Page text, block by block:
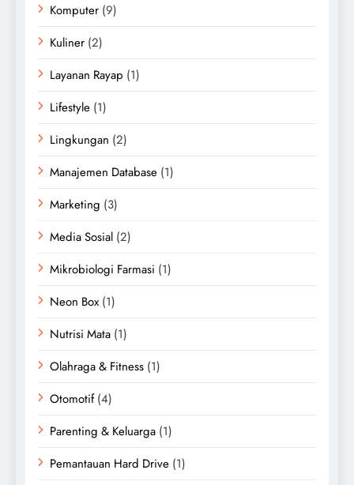
Komputer (9)
Kuliner (2)
Layanan Rayap (1)
Lifestyle (1)
Lingkungan (2)
Manajemen Database (1)
Marketing (3)
Media Sosial (2)
Mikrobiologi Farmasi (1)
Neon Box (1)
Nutrisi Mata (1)
Olahraga & Fitness (1)
Otomotif(4)
Parenting & Keluarga (1)
Pemantauan Hard Drive (1)